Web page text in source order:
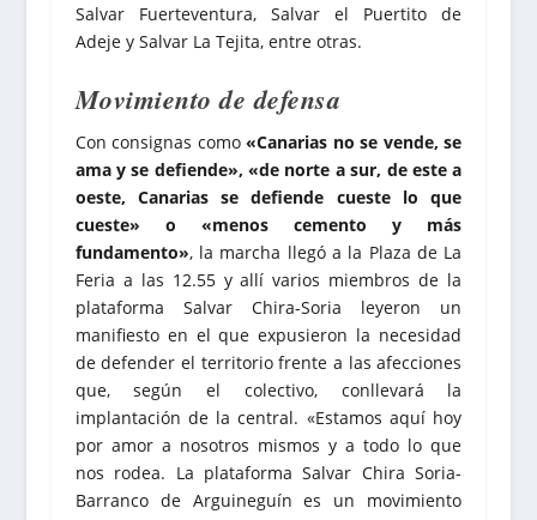
Salvar Fuerteventura, Salvar el Puertito de
Adeje y Salvar La Tejita, entre otras.
Movimiento de defensa
Con consignas como«Canarias no se vende, se
ama y se defiende», «de norte a sur, de este a
oeste, Canarias se defiende cueste lo que
cueste» o «menos cemento y más
fundamento», la marcha llegó a la Plaza de La
Feria a las 12.55 y allí varios miembros de la
plataforma Salvar Chira-Soria leyeron un
manifiesto en el que expusieron la necesidad
de defender el territorio frente a las afecciones
que, según el colectivo, conllevará la
implantación de la central. «Estamos aquí hoy
por amor a nosotros mismos y a todo lo que
nos rodea. La plataforma Salvar Chira Soria-
Barranco de Arguineguín es un movimiento